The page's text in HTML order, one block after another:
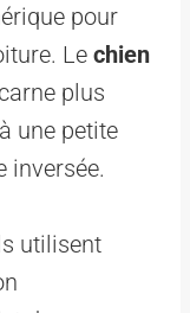
pour
Le chien
plus
une petite
inversée.
utilisent